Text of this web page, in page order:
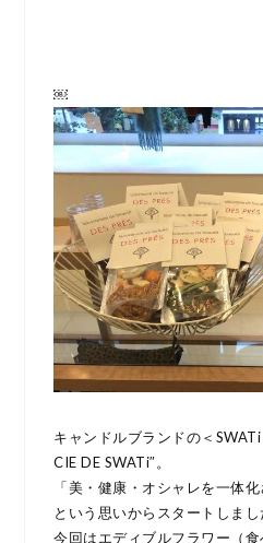
￼
キャンドルブランドの＜
CIE DE SWATi″。
「美・健康・オシャレを一体
という思いからスタートしまし
今回はエディブルフラワー（